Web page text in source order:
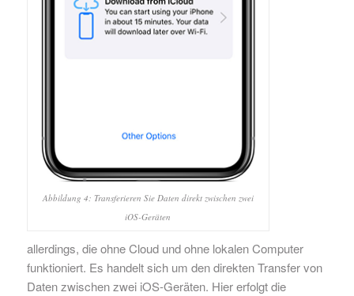
Abbildung 4: Transferieren Sie Daten direkt zwischen zwei
iOS-Geräten
allerdings, die ohne Cloud und ohne lokalen Computer
funktioniert. Es handelt sich um den direkten Transfer von
Daten zwischen zwei iOS-Geräten. Hier erfolgt die